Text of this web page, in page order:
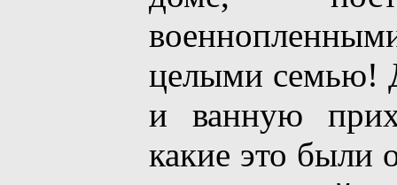
целыми семью!
и ванную
какие это были